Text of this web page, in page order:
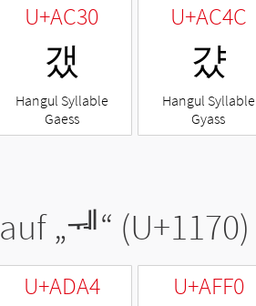
U+AC30
갰
Hangul Syllable
Gaess
U+AC4C
걌
Hangul Syllable
Gyass
„ᅰ“ (U+1170)
U+ADA4 U+AFF0